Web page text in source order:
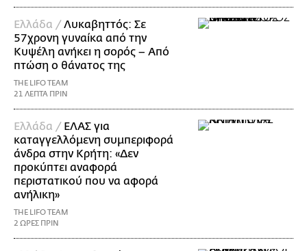
Ελλάδα /Λυκαβηττός: Σε
57χρονη γυναίκα από την
Κυψέλη ανήκει η σορός – Από
πτώση ο θάνατος της
THE LIFO TEAM
21 ΛΕΠΤΑ ΠΡΙΝ
Ελλάδα / ΕΛΑΣ για
καταγγελλόμενη συμπεριφορά
άνδρα στην Κρήτη: «Δεν
προκύπτει αναφορά
περιστατικού που να αφορά
ανήλικη»
THE LIFO TEAM
2 ΩΡΕΣ ΠΡΙΝ